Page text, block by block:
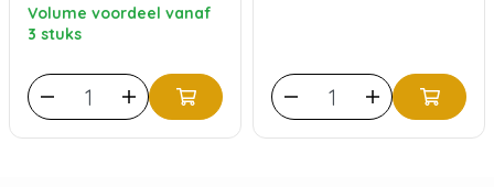
Volume voordeel vanaf
3 stuks